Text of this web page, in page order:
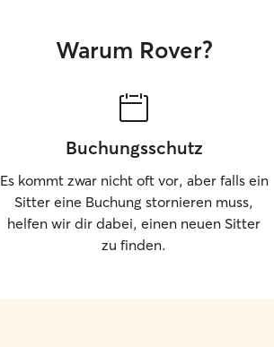
Warum Rover?
Buchungsschutz
Es kommt zwar nicht oft vor, aber falls ein
Sitter eine Buchung stornieren muss,
helfen wir dir dabei, einen neuen Sitter
zu finden.